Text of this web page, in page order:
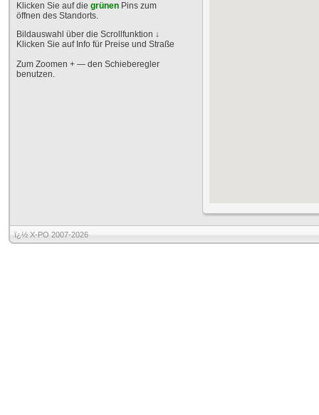
Klicken Sie auf die grünen Pins zum
öffnen des Standorts.
Bildauswahl über die Scrollfunktion ↓
Klicken Sie auf Info für Preise und Straße
Zum Zoomen + — den Schieberegler
benutzen.
ï¿½ X-PO 2007-2026